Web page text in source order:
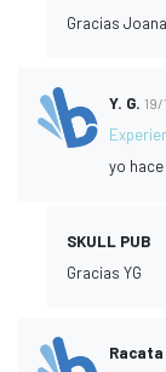
Gracias Joana
Y. G.
yo
SKULL PUB
Gracias YG
Racata